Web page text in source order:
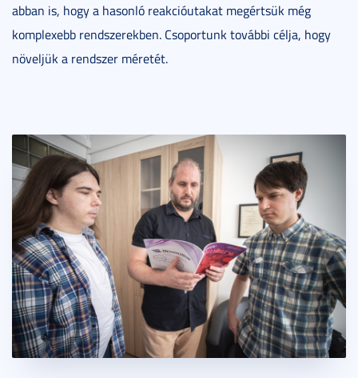
abban is, hogy a hasonló reakcióutakat megértsük még
komplexebb rendszerekben. Csoportunk további célja, hogy
növeljük a rendszer méretét.